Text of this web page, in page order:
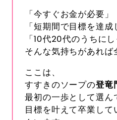
「今すぐお金が必要」
「短期間で目標を達成
「10代20代のうちに
そんな気持ちがあれば
ここは、
すすきのソープの登竜
最初の一歩として選ん
目標を叶えて卒業して